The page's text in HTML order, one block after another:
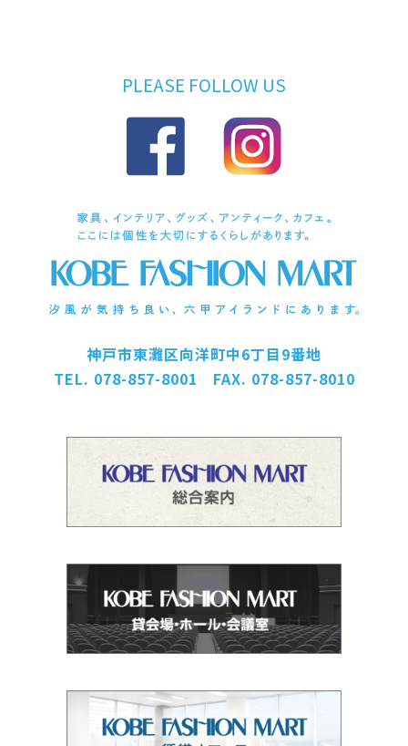
PLEASE FOLLOW US
神戸市東灘区向洋町中6丁目9番地
TEL. 078-857-8001 FAX. 078-857-8010